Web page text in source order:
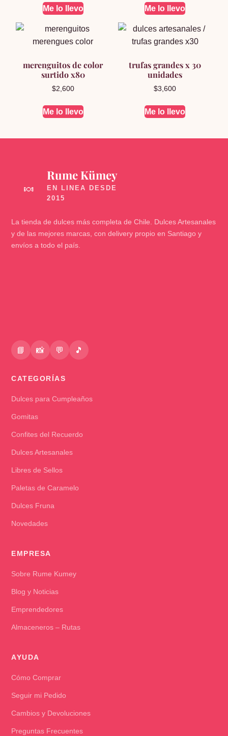
Me lo llevo Me lo llevo
merenguitos de color
surtido x80
$2,600
Me lo llevo
trufas grandes x 30
unidades
$3,600
Me lo llevo
🍬
Rume Kümey
La tienda de dulces más completa de Chile. Dulces Artesanales
y de las mejores marcas, con delivery propio en Santiago y
envíos a todo el país.
📘 📸 💬 🎵
CATEGORÍAS
Dulces para Cumpleaños
Gomitas
Confites del Recuerdo
Dulces Artesanales
Libres de Sellos
Paletas de Caramelo
Dulces Fruna
Novedades
EMPRESA
Sobre Rume Kumey
Blog y Noticias
Emprendedores
Almaceneros – Rutas
AYUDA
Cómo Comprar
Seguir mi Pedido
Cambios y Devoluciones
Preguntas Frecuentes